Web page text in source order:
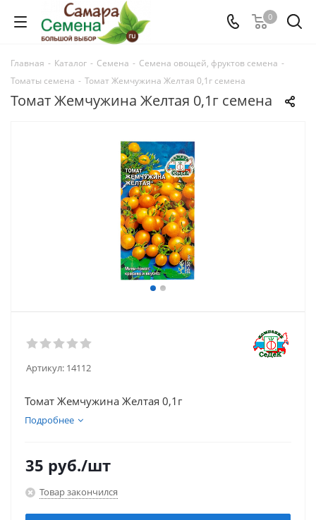
0
Главная - Каталог - Семена - Семена овощей, фруктов семена -
Томаты семена - Томат Жемчужина Желтая 0,1г семена
Томат Жемчужина Желтая 0,1г семена
Артикул: 14112
Томат Жемчужина Желтая 0,1г
Подробнее
35 руб./шт
Товар закончился